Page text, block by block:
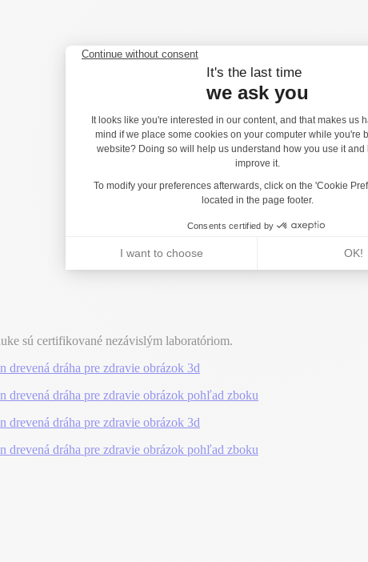
sú certifikované nezávislým laboratóriom.